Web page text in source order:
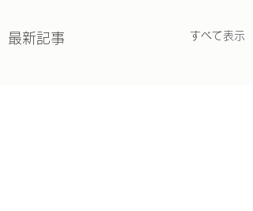
最新記事 すべて表示